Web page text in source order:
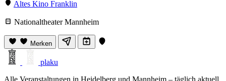
Altes Kino Franklin
Nationaltheater Mannheim
Merken
plaku
Alle Veranstaltungen in Heidelberg und Mannheim – täglich aktuell,